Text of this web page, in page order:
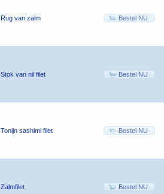
Rug van zalm Bestel NU
Stok van nil filet Bestel NU
Tonijn sashimi filet Bestel NU
Zalmfilet Bestel NU